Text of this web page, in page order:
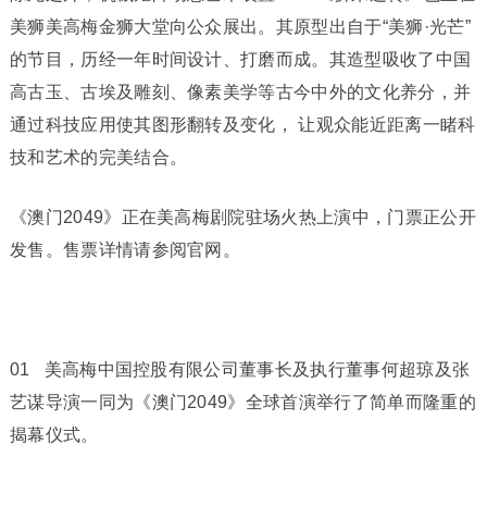
美狮美高梅金狮大堂向公众展出。其原型出自于“美狮·光芒”
的节目，历经一年时间设计、打磨而成。其造型吸收了中国
高古玉、古埃及雕刻、像素美学等古今中外的文化养分，并
通过科技应用使其图形翻转及变化， 让观众能近距离一睹科
技和艺术的完美结合。
《澳门2049》正在美高梅剧院驻场火热上演中，门票正公开
发售。售票详情请参阅官网。
01 美高梅中国控股有限公司董事长及执行董事何超琼及张
艺谋导演一同为《澳门2049》全球首演举行了简单而隆重的
揭幕仪式。